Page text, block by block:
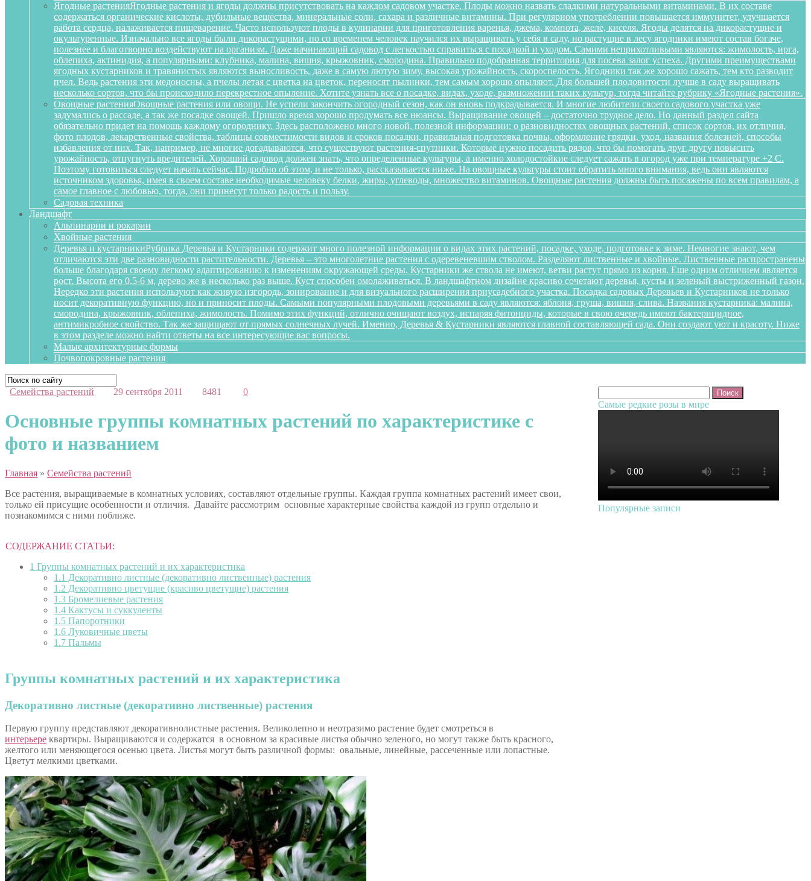
Ягодные растенияЯгодные растения и ягоды должны присутствовать на каждом садовом участке. Плоды можно назвать сладкими натуральными витаминами. В их составе
содержаться органические кислоты, дубильные вещества, минеральные соли, сахара и различные витамины. При регулярном употреблении повышается иммунитет, улучшается
работа сердца, налаживается пищеварение. Часто используют плоды в кулинарии для приготовления варенья, джема, компота, желе, киселя. Ягоды делятся на дикорастущие и
окультуренные. Изначально все ягоды были дикорастущими, но со временем человек научился их выращивать у себя в саду, но растущие в лесу ягодники имеют состав богаче,
полезнее и благотворно воздействуют на организм. Даже начинающий садовод с легкостью справиться с посадкой и уходом. Самими неприхотливыми являются: жимолость, ирга,
облепиха, актинидия, а популярными: клубника, малина, вишня, крыжовник, смородина. Правильно подобранная территория для посева залог успеха. Другими преимуществами
ягодных кустарников и травянистых являются выносливость, даже в самую лютую зиму, высокая урожайность, скороспелость. Ягодники так же хорошо сажать, тем кто разводит
пчел. Ведь растения эти медоносны, а пчелы летая с цветка на цветок, переносят пылинки, тем самым хорошо опыляют. Для большей плодовитости лучше в саду выращивать
несколько сортов, что бы происходило перекрестное опыление. Хотите узнать все о посадке, видах, уходе, размножении таких культур, тогда читайте рубрику «Ягодные растения».
Овощные растенияОвощные растения или овощи. Не успели закончить огородный сезон, как он вновь подкрадывается. И многие любители своего садового участка уже
задумались о рассаде, а так же посадке овощей. Пришло время хорошо продумать все нюансы. Выращивание овощей – достаточно трудное дело. Но данный раздел сайта
обязательно придет на помощь каждому огороднику. Здесь расположено много новой, полезной информации: о разновидностях овощных растений, список сортов, их отличия,
фото плодов, лекарственные свойства, таблицы совместимости видов и сроков посадки, правильная подготовка почвы, оформление грядки, уход, названия болезней, способы
избавления от них. Так, например, не многие догадываются, что существуют растения-спутники. Которые нужно посадить рядов, что бы помогать друг другу повысить
урожайность, отпугнуть вредителей. Хороший садовод должен знать, что определенные культуры, а именно холодостойкие следует сажать в огород уже при температуре +2 С.
Поэтому готовиться следует начать сейчас. Подробно об этом, и не только, рассказывается ниже. На овощные культуры стоит обратить много внимания, ведь они являются
источником здоровья, имея в своем составе необходимые человеку белки, жиры, углеводы, множество витаминов. Овощные растения должны быть посажены по всем правилам, а
самое главное с любовью, тогда, они принесут только радость и пользу.
Садовая техника
Ландшафт
Альпинарии и рокарии
Хвойные растения
Деревья и кустарникиРубрика Деревья и Кустарники содержит много полезной информации о видах этих растений, посадке, уходе, подготовке к зиме. Немногие знают, чем
отличаются эти две разновидности растительности. Деревья – это многолетние растения с одеревеневшим стволом. Разделяют лиственные и хвойные. Лиственные распространены
больше благодаря своему легкому адаптированию к изменениям окружающей среды. Кустарники же ствола не имеют, ветви растут прямо из корня. Еще одним отличием является
рост. Высота его 0,5-6 м, дерево же в несколько раз выше. Куст способен омолаживаться. В ландшафтном дизайне красиво сочетают деревья, кусты и зеленый выстриженный газон.
Нередко эти растения используют как живую изгородь, зонирование и для визуального расширения приусадебного участка. Посадка садовых Деревьев и Кустарников не только
носит декоративную функцию, но и приносит плоды. Самыми популярными плодовыми деревьями в саду являются: яблоня, груша, вишня, слива. Названия кустарника: малина,
смородина, крыжовник, облепиха, жимолость. Помимо этих функций, отлично очищают воздух, испаряя фитонциды, которые в свою очередь имеют бактерицидное,
антимикробное свойство. Так же защищают от прямых солнечных лучей. Именно, Деревья & Кустарники являются главной составляющей сада. Они создают уют и красоту. Ниже
в этом разделе можно найти ответы на все интересующие вас вопросы.
Малые архитектурные формы
Почвопокровные растения
Семейства растений 29 сентября 2011 8481 0
Основные группы комнатных растений по характеристике с
фото и названием
Главная » Семейства растений
Все растения, выращиваемые в комнатных условиях, составляют отдельные группы. Каждая группа комнатных растений имеет свои,
только ей присущие особенности и отличия. Давайте рассмотрим основные характерные свойства каждой из групп отдельно и
познакомимся с ними поближе.
СОДЕРЖАНИЕ СТАТЬИ:
1 Группы комнатных растений и их характеристика
1.1 Декоративно листные (декоративно лиственные) растения
1.2 Декоративно цветущие (красиво цветущие) растения
1.3 Бромелиевые растения
1.4 Кактусы и суккуленты
1.5 Папоротники
1.6 Луковичные цветы
1.7 Пальмы
Группы комнатных растений и их характеристика
Декоративно листные (декоративно лиственные) растения
Первую группу представляют декоративнолистные растения. Великолепно и неотразимо растение будет смотреться в
интерьере квартиры. Выращиваются и содержатся в основном за красивые листья обычно зеленого, но могут также быть красного,
желтого или меняющегося осенью цвета. Листья могут быть различной формы: овальные, линейные, рассеченные или лопастные.
Цветут мелкими цветками.
Самые редкие розы в мире
Популярные записи